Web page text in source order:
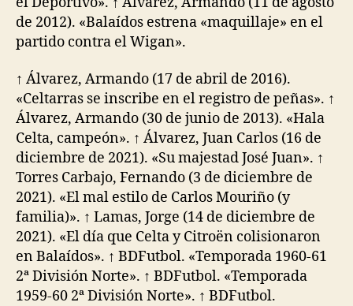
de 2012). «Balaídos estrena «maquillaje» en el
partido contra el Wigan».
↑ Álvarez, Armando (17 de abril de 2016).
«Celtarras se inscribe en el registro de peñas». ↑
Álvarez, Armando (30 de junio de 2013). «Hala
Celta, campeón». ↑ Álvarez, Juan Carlos (16 de
diciembre de 2021). «Su majestad José Juan». ↑
Torres Carbajo, Fernando (3 de diciembre de
2021). «El mal estilo de Carlos Mouriño (y
familia)». ↑ Lamas, Jorge (14 de diciembre de
2021). «El día que Celta y Citroën colisionaron
en Balaídos». ↑ BDFutbol. «Temporada 1960-61
2ª División Norte». ↑ BDFutbol. «Temporada
1959-60 2ª División Norte». ↑ BDFutbol.